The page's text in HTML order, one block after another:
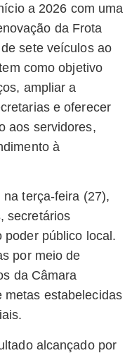
a 2026 com uma
da Frota
sete veículos ao
como objetivo
ampliar a
e oferecer
aos servidores,
à
terça-feira (27),
secretários
poder público local.
por meio de
da Câmara
metas estabelecidas
alcançado por